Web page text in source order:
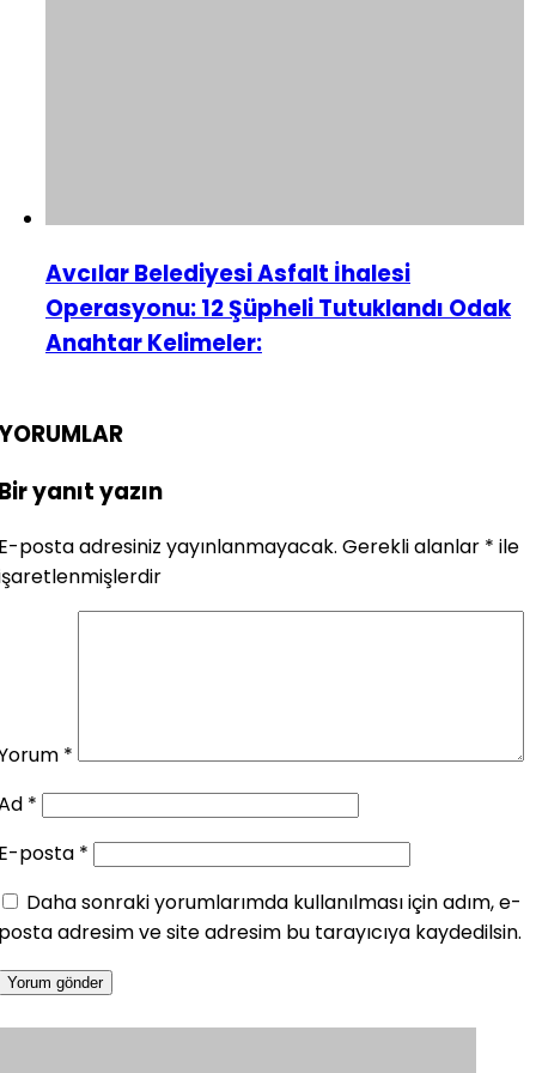
Avcılar Belediyesi Asfalt İhalesi
Operasyonu: 12 Şüpheli Tutuklandı Odak
Anahtar Kelimeler:
yanıt yazın
posta adresiniz yayınlanmayacak. Gerekli alanlar * ile
*
*
posta *
Daha sonraki yorumlarımda kullanılması için adım, e-
adresim ve site adresim bu tarayıcıya kaydedilsin.